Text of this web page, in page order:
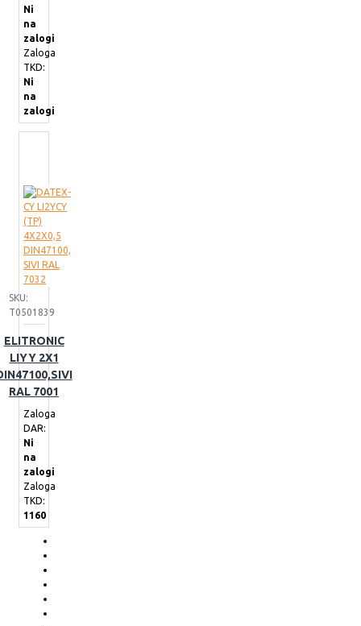
Ni
na
zalogi
Zaloga
TKD:
Ni
na
zalogi
SKU:
T0501839
ELITRONIC
LIYY 2X1
RAL 7001
Zaloga
DAR:
Ni
na
zalogi
Zaloga
TKD:
1160